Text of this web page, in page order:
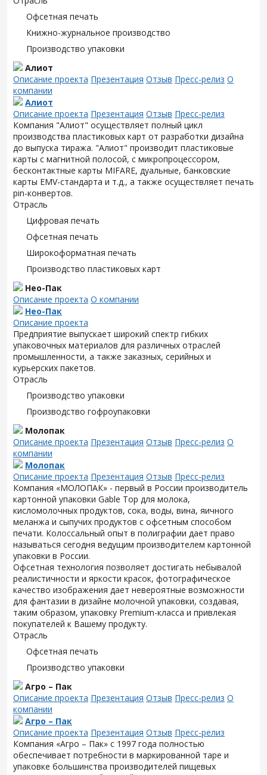
Офсетная печать
Книжно-журнальное производство
Производство упаковки
Алиот
Описание проекта Презентация Отзыв Пресс-релиз О
компании
Алиот
Описание проекта Презентация Отзыв Пресс-релиз
Компания "Алиот" осуществляет полный цикл
производства пластиковых карт от разработки дизайна
до выпуска тиража. "Алиот" производит пластиковые
карты с магнитной полосой, с микропроцессором,
бесконтактные карты MIFARE, дуальные, банковские
карты EMV-стандарта и т.д., а также осуществляет печать
pin-конвертов.
Отрасль
Цифровая печать
Офсетная печать
Широкоформатная печать
Производство пластиковых карт
Нео-Пак
Описание проекта О компании
Нео-Пак
Описание проекта
Предприятие выпускает широкий спектр гибких
упаковочных материалов для различных отраслей
промышленности, а также заказных, серийных и
курьерских пакетов.
Отрасль
Производство упаковки
Производство гофроупаковки
Молопак
Описание проекта Презентация Отзыв Пресс-релиз О
компании
Молопак
Описание проекта Презентация Отзыв Пресс-релиз
Компания «МОЛОПАК» - первый в России производитель
картонной упаковки Gable Top для молока,
кисломолочных продуктов, сока, воды, вина, яичного
меланжа и сыпучих продуктов с офсетным способом
печати. Колоссальный опыт в полиграфии дает право
называться сегодня ведущим производителем картонной
упаковки в России.
Офсетная технология позволяет достигать небывалой
реалистичности и яркости красок, фотографическое
качество изображения дает невероятные возможности
для фантазии в дизайне молочной упаковки, создавая,
таким образом, упаковку Premium-класса и привлекая
покупателей к Вашему продукту.
Отрасль
Офсетная печать
Производство упаковки
Агро – Пак
Описание проекта Презентация Отзыв Пресс-релиз О
компании
Агро – Пак
Описание проекта Презентация Отзыв Пресс-релиз
Компания «Агро – Пак» с 1997 года полностью
обеспечивает потребности в маркированной таре и
упаковке большинства производителей пищевых